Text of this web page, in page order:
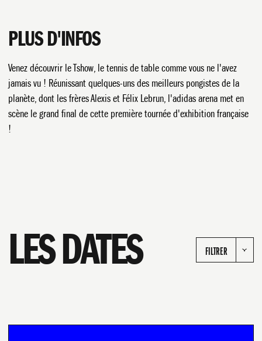
PLUS D'INFOS
Venez découvrir le Tshow, le tennis de table comme vous ne l'avez
jamais vu ! Réunissant quelques-uns des meilleurs pongistes de la
planète, dont les frères Alexis et Félix Lebrun, l'adidas arena met en
scène le grand final de cette première tournée d'exhibition française
!
LES DATES FILTRER